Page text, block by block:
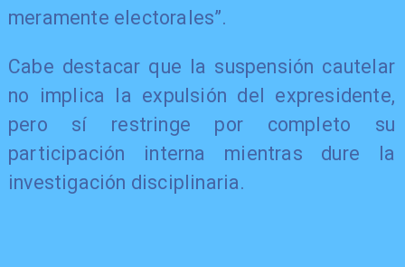
meramente electorales”.
Cabe destacar que la suspensión cautelar
no implica la expulsión del expresidente,
pero sí restringe por completo su
participación interna mientras dure la
investigación disciplinaria.